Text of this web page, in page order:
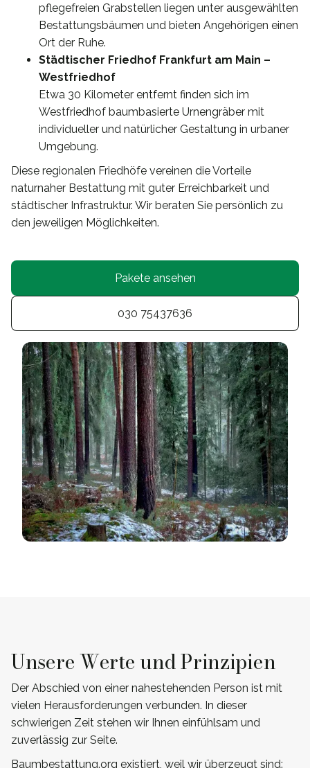
pflegefreien Grabstellen liegen unter ausgewählten
Bestattungsbäumen und bieten Angehörigen einen
Ort der Ruhe.
Städtischer Friedhof Frankfurt am Main –
Westfriedhof
Etwa 30 Kilometer entfernt finden sich im
Westfriedhof baumbasierte Urnengräber mit
individueller und natürlicher Gestaltung in urbaner
Umgebung.
Diese regionalen Friedhöfe vereinen die Vorteile
naturnaher Bestattung mit guter Erreichbarkeit und
städtischer Infrastruktur. Wir beraten Sie persönlich zu
den jeweiligen Möglichkeiten.
Pakete ansehen
030 75437636
Unsere Werte und Prinzipien
Der Abschied von einer nahestehenden Person ist mit
vielen Herausforderungen verbunden. In dieser
schwierigen Zeit stehen wir Ihnen einfühlsam und
zuverlässig zur Seite.
Baumbestattung.org existiert, weil wir überzeugt sind: